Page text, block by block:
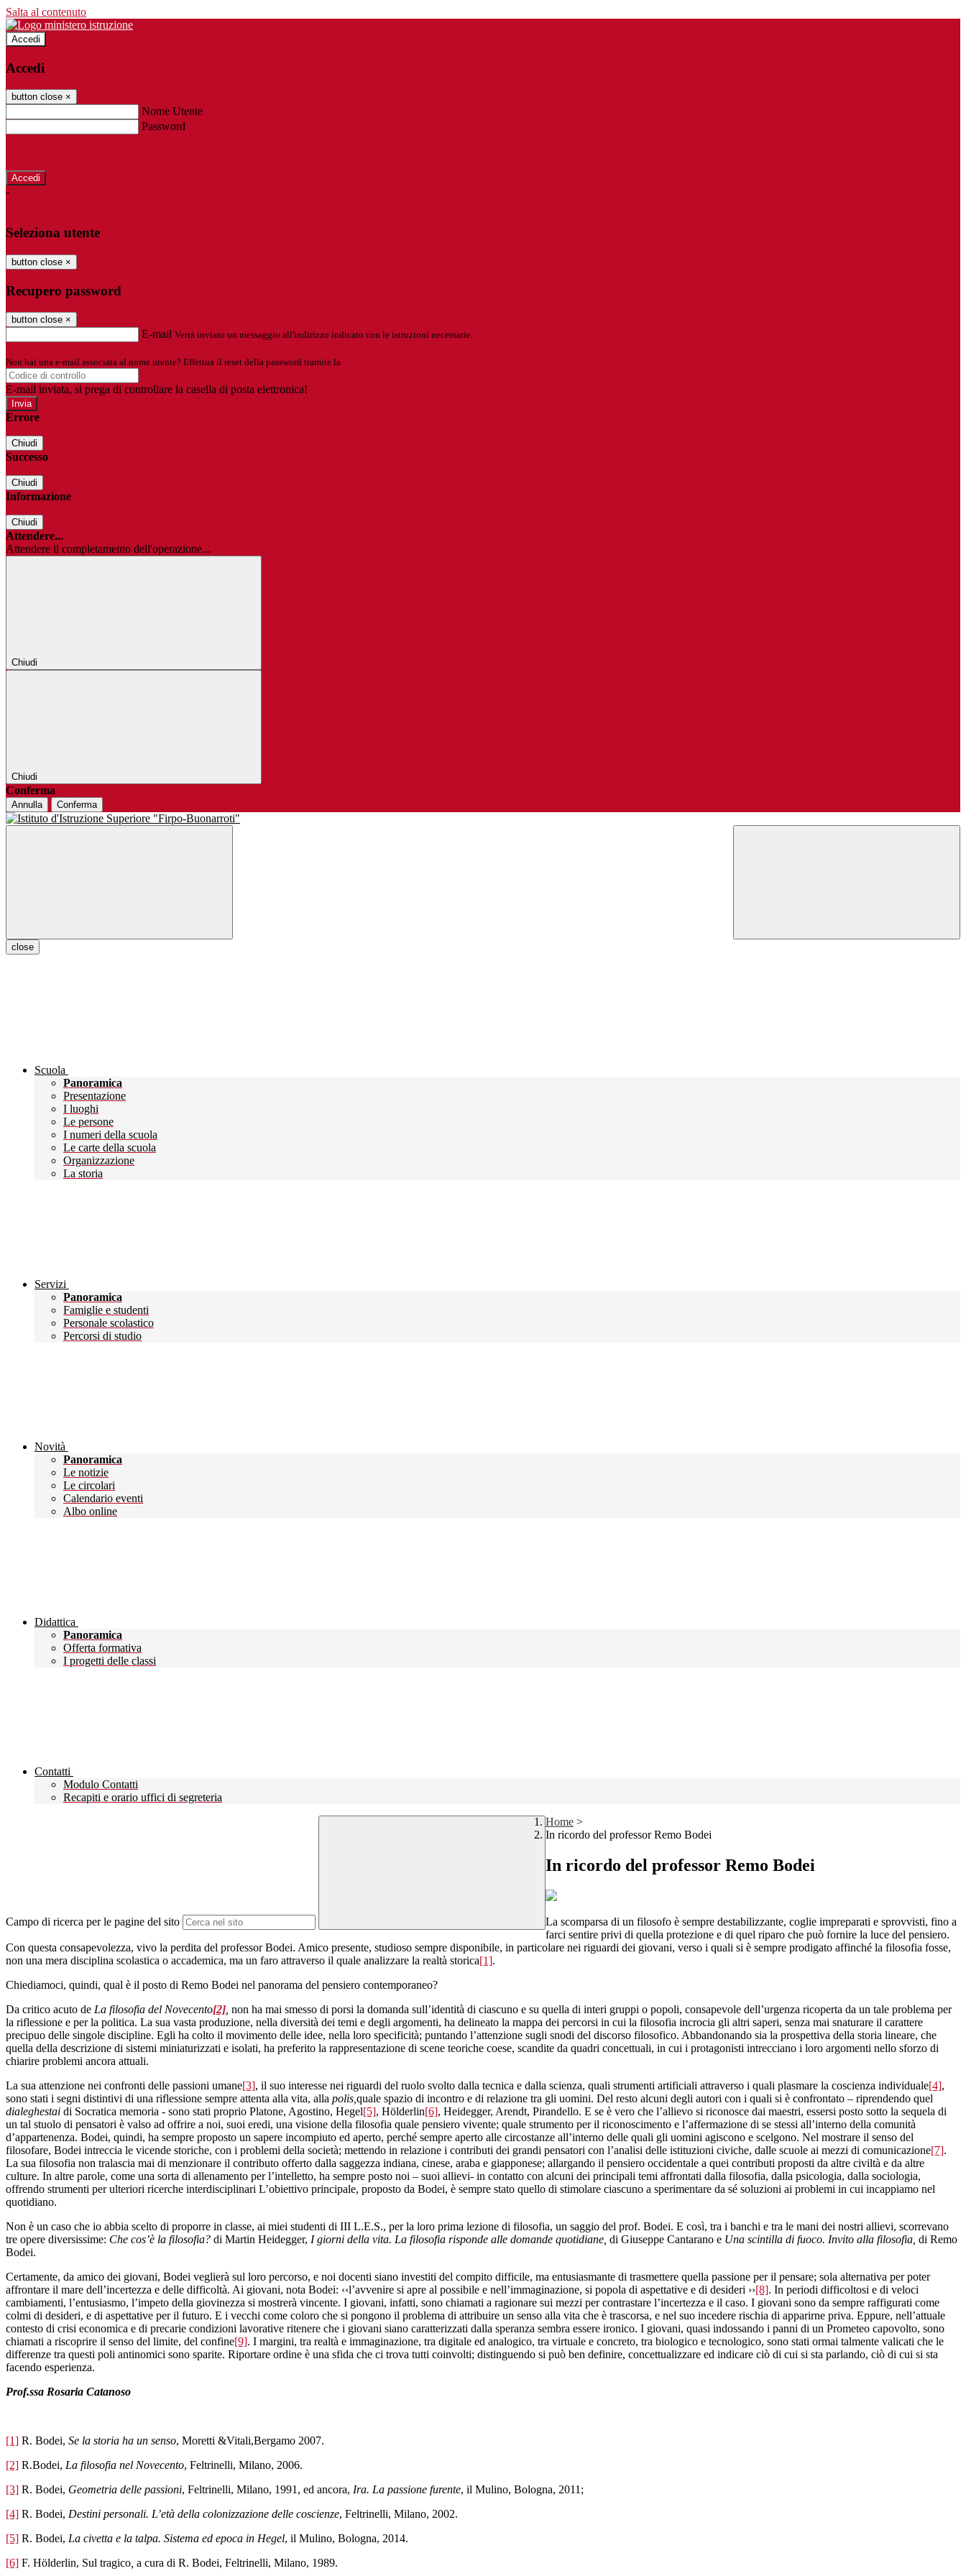
Salta al contenuto
Accedi
Accedi
button close ×
Nome Utente
Password
-
Seleziona utente
button close ×
Recupero password
button close ×
E-mail Verrà inviato un messaggio all'indirizzo indicato con le istruzioni necessarie.
Non hai una e-mail associata al nome utente? Effettua il reset della password tramite la
E-mail inviata, si prega di controllare la casella di posta elettronica!
Errore
Chiudi
Successo
Chiudi
Informazione
Chiudi
Attendere...
Attendere il completamento dell'operazione...
Chiudi
Chiudi
Conferma
Annulla Conferma
close
Scuola
Panoramica
Presentazione
I luoghi
Le persone
I numeri della scuola
Le carte della scuola
Organizzazione
La storia
Servizi
Panoramica
Famiglie e studenti
Personale scolastico
Percorsi di studio
Novità
Panoramica
Le notizie
Le circolari
Calendario eventi
Albo online
Didattica
Panoramica
Offerta formativa
I progetti delle classi
Contatti
Modulo Contatti
Recapiti e orario uffici di segreteria
Campo di ricerca per le pagine del sito
Home >
In ricordo del professor Remo Bodei
In ricordo del professor Remo Bodei
La scomparsa di un filosofo è sempre destabilizzante, coglie impreparati e sprovvisti, fino a
farci sentire privi di quella protezione e di quel riparo che può fornire la luce del pensiero.
Con questa consapevolezza, vivo la perdita del professor Bodei. Amico presente, studioso sempre disponibile, in particolare nei riguardi dei giovani, verso i quali si è sempre prodigato affinché la filosofia fosse,
non una mera disciplina scolastica o accademica, ma un faro attraverso il quale analizzare la realtà storica[1].
Chiediamoci, quindi, qual è il posto di Remo Bodei nel panorama del pensiero contemporaneo?
Da critico acuto de La filosofia del Novecento[2] non ha mai smesso di porsi la domanda sull’identità di ciascuno e su quella di interi gruppi o popoli, consapevole dell’urgenza ricoperta da un tale problema per
la riflessione e per la politica. La sua vasta produzione, nella diversità dei temi e degli argomenti, ha delineato la mappa dei percorsi in cui la filosofia incrocia gli altri saperi, senza mai snaturare il carattere
precipuo delle singole discipline. Egli ha colto il movimento delle idee, nella loro specificità; puntando l’attenzione sugli snodi del discorso filosofico. Abbandonando sia la prospettiva della storia lineare, che
quella della descrizione di sistemi miniaturizzati e isolati, ha preferito la rappresentazione di scene teoriche coese, scandite da quadri concettuali, in cui i protagonisti intrecciano i loro argomenti nello sforzo di
chiarire problemi ancora attuali.
La sua attenzione nei confronti delle passioni umane[3], il suo interesse nei riguardi del ruolo svolto dalla tecnica e dalla scienza, quali strumenti artificiali attraverso i quali plasmare la coscienza individuale[4],
sono stati i segni distintivi di una riflessione sempre attenta alla vita, alla polis, quale spazio di incontro e di relazione tra gli uomini. Del resto alcuni degli autori con i quali si è confrontato – riprendendo quel
dialeghestai di Socratica memoria - sono stati proprio Platone, Agostino, Hegel[5], Hölderlin[6], Heidegger, Arendt, Pirandello. E se è vero che l’allievo si riconosce dai maestri, essersi posto sotto la sequela di
un tal stuolo di pensatori è valso ad offrire a noi, suoi eredi, una visione della filosofia quale pensiero vivente; quale strumento per il riconoscimento e l’affermazione di se stessi all’interno della comunità
d’appartenenza. Bodei, quindi, ha sempre proposto un sapere incompiuto ed aperto, perché sempre aperto alle circostanze all’interno delle quali gli uomini agiscono e scelgono. Nel mostrare il senso del
filosofare, Bodei intreccia le vicende storiche, con i problemi della società; mettendo in relazione i contributi dei grandi pensatori con l’analisi delle istituzioni civiche, dalle scuole ai mezzi di comunicazione[7].
La sua filosofia non tralascia mai di menzionare il contributo offerto dalla saggezza indiana, cinese, araba e giapponese; allargando il pensiero occidentale a quei contributi proposti da altre civiltà e da altre
culture. In altre parole, come una sorta di allenamento per l’intelletto, ha sempre posto noi – suoi allievi- in contatto con alcuni dei principali temi affrontati dalla filosofia, dalla psicologia, dalla sociologia,
offrendo strumenti per ulteriori ricerche interdisciplinari L’obiettivo principale, proposto da Bodei, è sempre stato quello di stimolare ciascuno a sperimentare da sé soluzioni ai problemi in cui incappiamo nel
quotidiano.
Non è un caso che io abbia scelto di proporre in classe, ai miei studenti di III L.E.S., per la loro prima lezione di filosofia, un saggio del prof. Bodei. E così, tra i banchi e tra le mani dei nostri allievi, scorrevano
tre opere diversissime: Che cos’è la filosofia? di Martin Heidegger, I giorni della vita. La filosofia risponde alle domande quotidiane, di Giuseppe Cantarano e Una scintilla di fuoco. Invito alla filosofia, di Remo
Bodei.
Certamente, da amico dei giovani, Bodei veglierà sul loro percorso, e noi docenti siano investiti del compito difficile, ma entusiasmante di trasmettere quella passione per il pensare; sola alternativa per poter
affrontare il mare dell’incertezza e delle difficoltà. Ai giovani, nota Bodei: ‹‹l’avvenire si apre al possibile e nell’immaginazione, si popola di aspettative e di desideri ››[8]. In periodi difficoltosi e di veloci
cambiamenti, l’entusiasmo, l’impeto della giovinezza si mostrerà vincente. I giovani, infatti, sono chiamati a ragionare sui mezzi per contrastare l’incertezza e il caso. I giovani sono da sempre raffigurati come
colmi di desideri, e di aspettative per il futuro. E i vecchi come coloro che si pongono il problema di attribuire un senso alla vita che è trascorsa, e nel suo incedere rischia di apparirne priva. Eppure, nell’attuale
contesto di crisi economica e di precarie condizioni lavorative ritenere che i giovani siano caratterizzati dalla speranza sembra essere ironico. I giovani, quasi indossando i panni di un Prometeo capovolto, sono
chiamati a riscoprire il senso del limite, del confine[9]. I margini, tra realtà e immaginazione, tra digitale ed analogico, tra virtuale e concreto, tra biologico e tecnologico, sono stati ormai talmente valicati che le
differenze tra questi poli antinomici sono sparite. Riportare ordine è una sfida che ci trova tutti coinvolti; distinguendo si può ben definire, concettualizzare ed indicare ciò di cui si sta parlando, ciò di cui si sta
facendo esperienza.
Prof.ssa Rosaria Catanoso
[1] R. Bodei, Se la storia ha un senso, Moretti &Vitali,Bergamo 2007.
[2] R.Bodei, La filosofia nel Novecento, Feltrinelli, Milano, 2006.
[3] R. Bodei, Geometria delle passioni, Feltrinelli, Milano, 1991, ed ancora, Ira. La passione furente, il Mulino, Bologna, 2011;
[4] R. Bodei, Destini personali. L’età della colonizzazione delle coscienze, Feltrinelli, Milano, 2002.
[5] R. Bodei, La civetta e la talpa. Sistema ed epoca in Hegel, il Mulino, Bologna, 2014.
[6] F. Hölderlin, Sul tragico a cura di R. Bodei, Feltrinelli, Milano, 1989.